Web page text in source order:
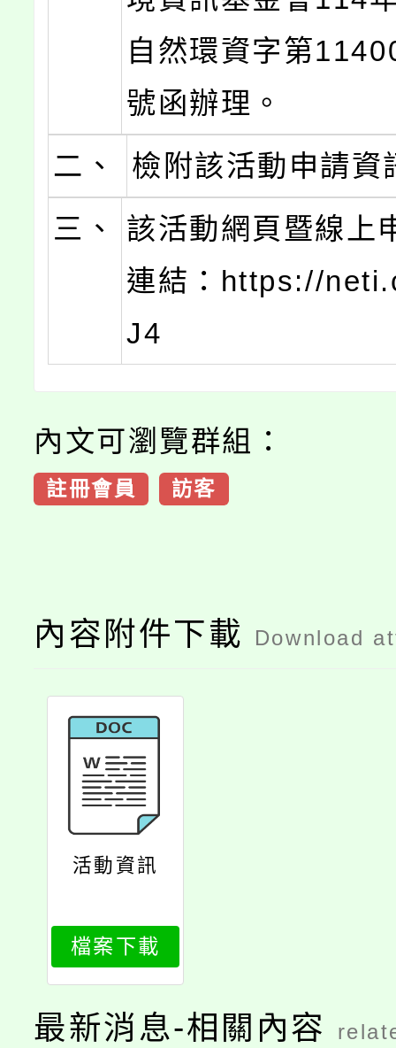
自然環資字第
號函辦理。
二、
檢附該活動申請資
三、
該活動網頁暨線上
連結：https://
J4
內文可瀏覽群組：
註冊會員 訪客
內容附件下載 Download
活動資訊
檔案下載
最新消息-相關內容